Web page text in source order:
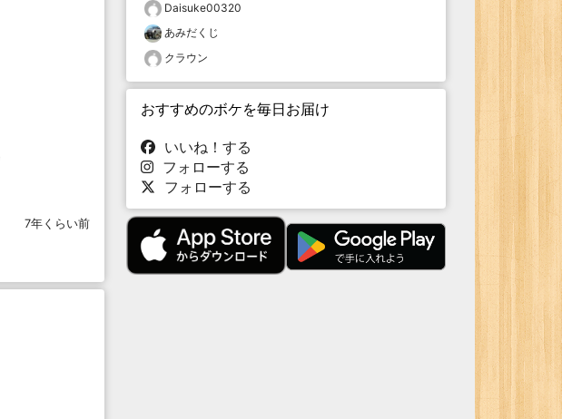
7年くらい前
Daisuke00320
あみだくじ
クラウン
おすすめのボケを毎日お届け
いいね！する
フォローする
フォローする